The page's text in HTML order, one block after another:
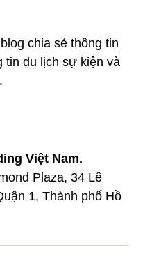
chia sẻ thông tin
tin du lịch sự kiện và
Việt Nam.
Plaza, 34 Lê
1, Thành phố Hồ